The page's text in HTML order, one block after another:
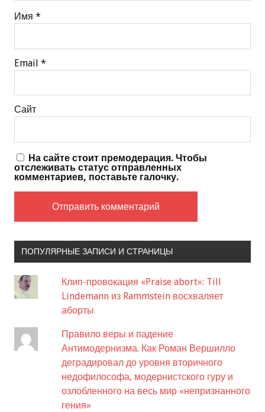
Имя *
Email *
Сайт
На сайте стоит премодерация. Чтобы
отслеживать статус отправленных
комментариев, поставьте галочку.
ПОПУЛЯРНЫЕ ЗАПИСИ И СТРАНИЦЫ
Клип-провокация «Praise abort»: Till
Lindemann из Rammstein восхваляет
аборты
Правило веры и падение
Антимодернизма. Как Роман Вершилло
деградировал до уровня вторичного
недофилософа, модернистского гуру и
озлобленного на весь мир «непризнанного
гения»